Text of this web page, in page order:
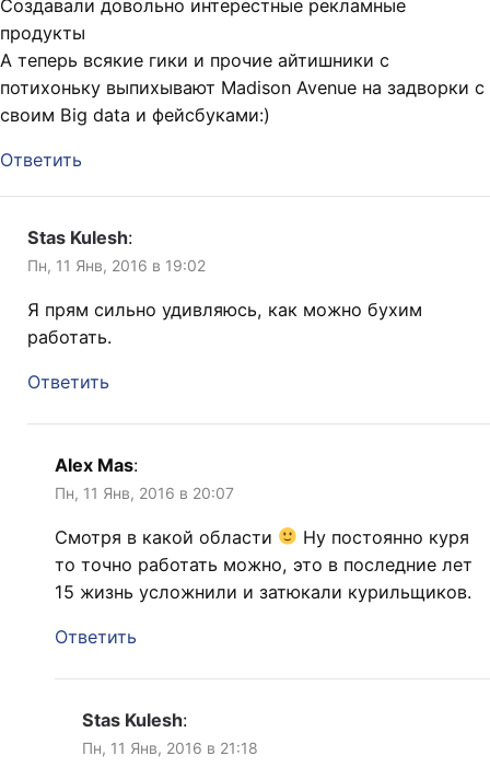
Создавали довольно интерестные рекламные
продукты
А теперь всякие гики и прочие айтишники с
потихоньку выпихывают Madison Avenue на задворки с
своим Big data и фейсбуками:)
Ответить
Stas Kulesh:
Пн, 11 Янв, 2016 в 19:02
Я прям сильно удивляюсь, как можно бухим
работать.
Ответить
Alex Mas:
Пн, 11 Янв, 2016 в 20:07
Смотря в какой области
Ну постоянно куря
то точно работать можно, это в последние лет
15 жизнь усложнили и затюкали курильщиков.
Ответить
Stas Kulesh:
Пн, 11 Янв, 2016 в 21:18